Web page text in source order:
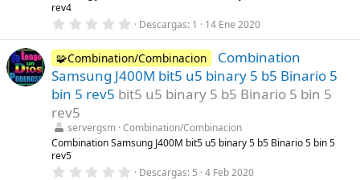
s
rev4
0
0
0
e
s
t
r
l
l
a
s
Descargas 1 14 Ene 2020
🧩Combination/Combinacion
Combination
Samsung J400M bit5 u5 binary 5 b5 Binario 5
bin 5 rev5 bit5 u5 binary 5 b5 Binario 5 bin 5
rev5
servergsm Combination/Combinacion
Combination Samsung J400M bit5 u5 binary 5 b5 Binario 5 bin 5
rev5
0 Descargas 5 4 Feb 2020